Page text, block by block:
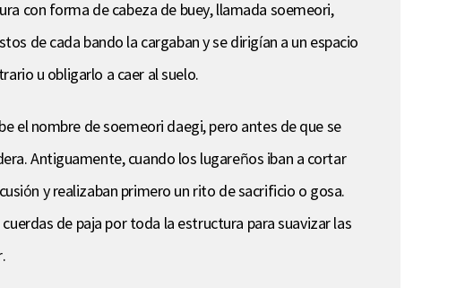
con forma de cabeza de buey, llamada soemeori,
de cada bando la cargaban y se dirigían a un espacio
u obligarlo a caer al suelo.
el nombre de soemeori daegi, pero antes de que se
Antiguamente, cuando los lugareños iban a cortar
y realizaban primero un rito de sacrificio o gosa.
de paja por toda la estructura para suavizar las